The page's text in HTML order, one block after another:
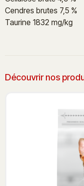
Cendres brutes 7,5 %
Taurine 1832 mg/kg
Découvrir nos